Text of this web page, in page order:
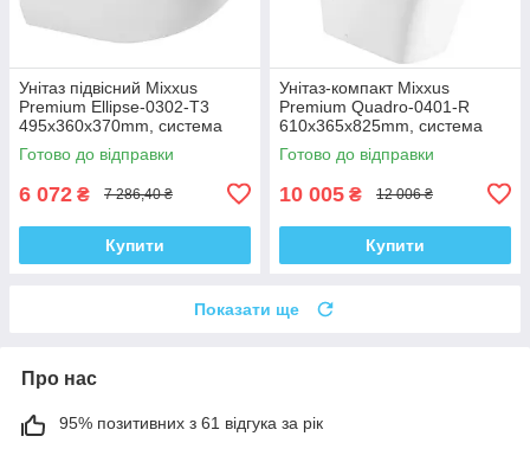
Унітаз підвісний Mixxus
Premium Ellipse-0302-T3
495x360x370mm, система
змиву Tornado 3.0 (MP6462)
Готово до відправки
6 072 ₴ 7 286,40 ₴
Купити
Унітаз-компакт Mixxus
Premium Quadro-0401-R
610x365x825mm, система
змиву RIMLESS (MP6457)
Готово до відправки
10 005 ₴ 12 006 ₴
Купити
Показати ще
Про нас
95% позитивних з 61 відгука за рік